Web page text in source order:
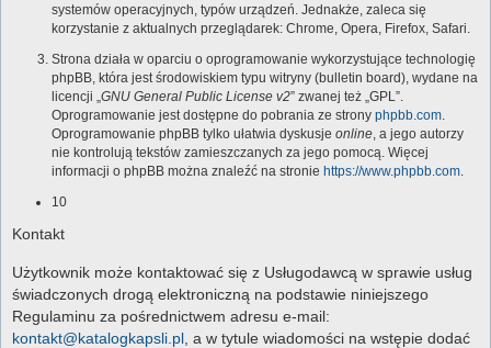
systemów operacyjnych, typów urządzeń. Jednakże, zaleca się
korzystanie z aktualnych przeglądarek: Chrome, Opera, Firefox, Safari.
Strona działa w oparciu o oprogramowanie wykorzystujące technologię
phpBB, która jest środowiskiem typu witryny (bulletin board), wydane na
licencji „ GNU General Public License v2” zwanej też „GPL”.
Oprogramowanie jest dostępne do pobrania ze strony phpbb.com
Oprogramowanie phpBB tylko ułatwia dyskusje online , a jego autorzy
nie kontrolują tekstów zamieszczanych za jego pomocą. Więcej
informacji o phpBB można znaleźć na stronie https://www.phpbb.com
10
Kontakt
Użytkownik może kontaktować się z Usługodawcą w sprawie usług
świadczonych drogą elektroniczną na podstawie niniejszego
Regulaminu za pośrednictwem adresu e-mail:
kontakt@katalogkapsli.pl , a w tytule wiadomości na wstępie dodać